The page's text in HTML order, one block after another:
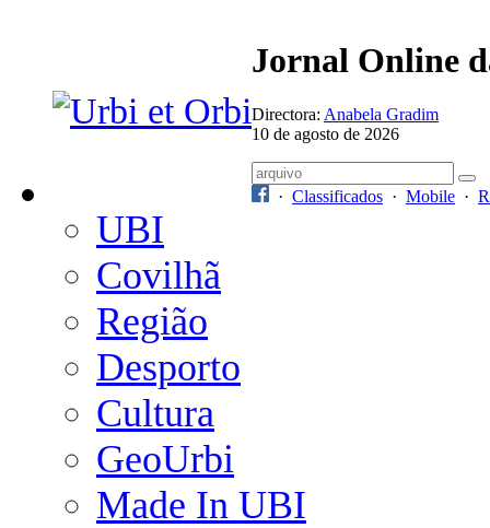
Jornal Online
Directora: Anabela Gradim
10 de agosto de 2026
· Classificados · Mobile ·
UBI
Covilhã
Região
Desporto
Cultura
GeoUrbi
Made In UBI